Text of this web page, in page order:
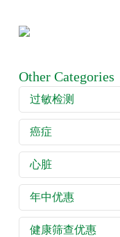
Other Categories
过敏检测
癌症
心脏
年中优惠
健康筛查优惠